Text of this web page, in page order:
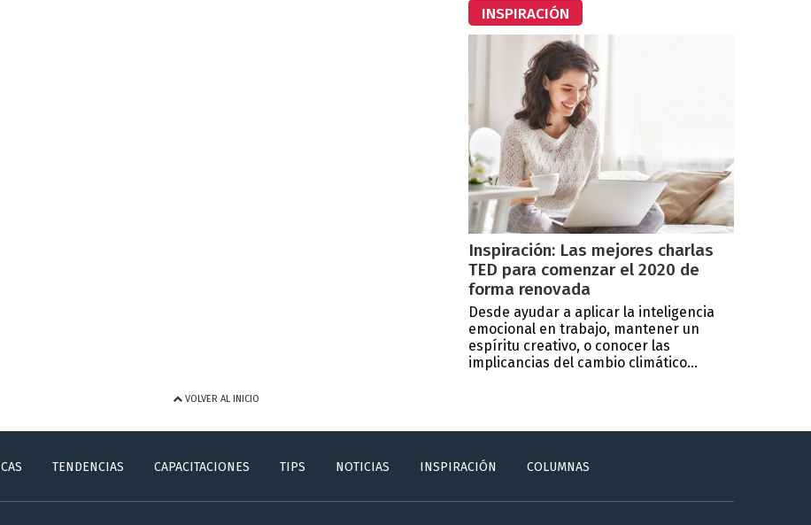
INSPIRACIÓN
Inspiración: Las mejores charlas
TED para comenzar el 2020 de
forma renovada
Desde ayudar a aplicar la inteligencia
emocional en trabajo, mantener un
espíritu creativo, o conocer las
implicancias del cambio climático...
VOLVER AL INICIO
TENDENCIAS CAPACITACIONES TIPS NOTICIAS INSPIRACIÓN COLUMNAS